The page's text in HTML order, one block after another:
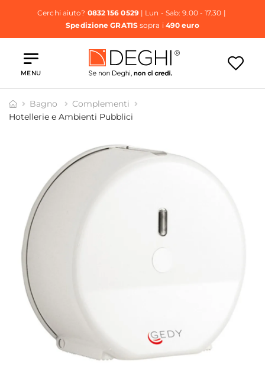
Cerchi aiuto? 0832 156 0529| Lun - Sab: 9.00 - 17.30 |
Spedizione GRATISsopra i 490 euro
MENU
Bagno
Complementi
Hotellerie e Ambienti Pubblici